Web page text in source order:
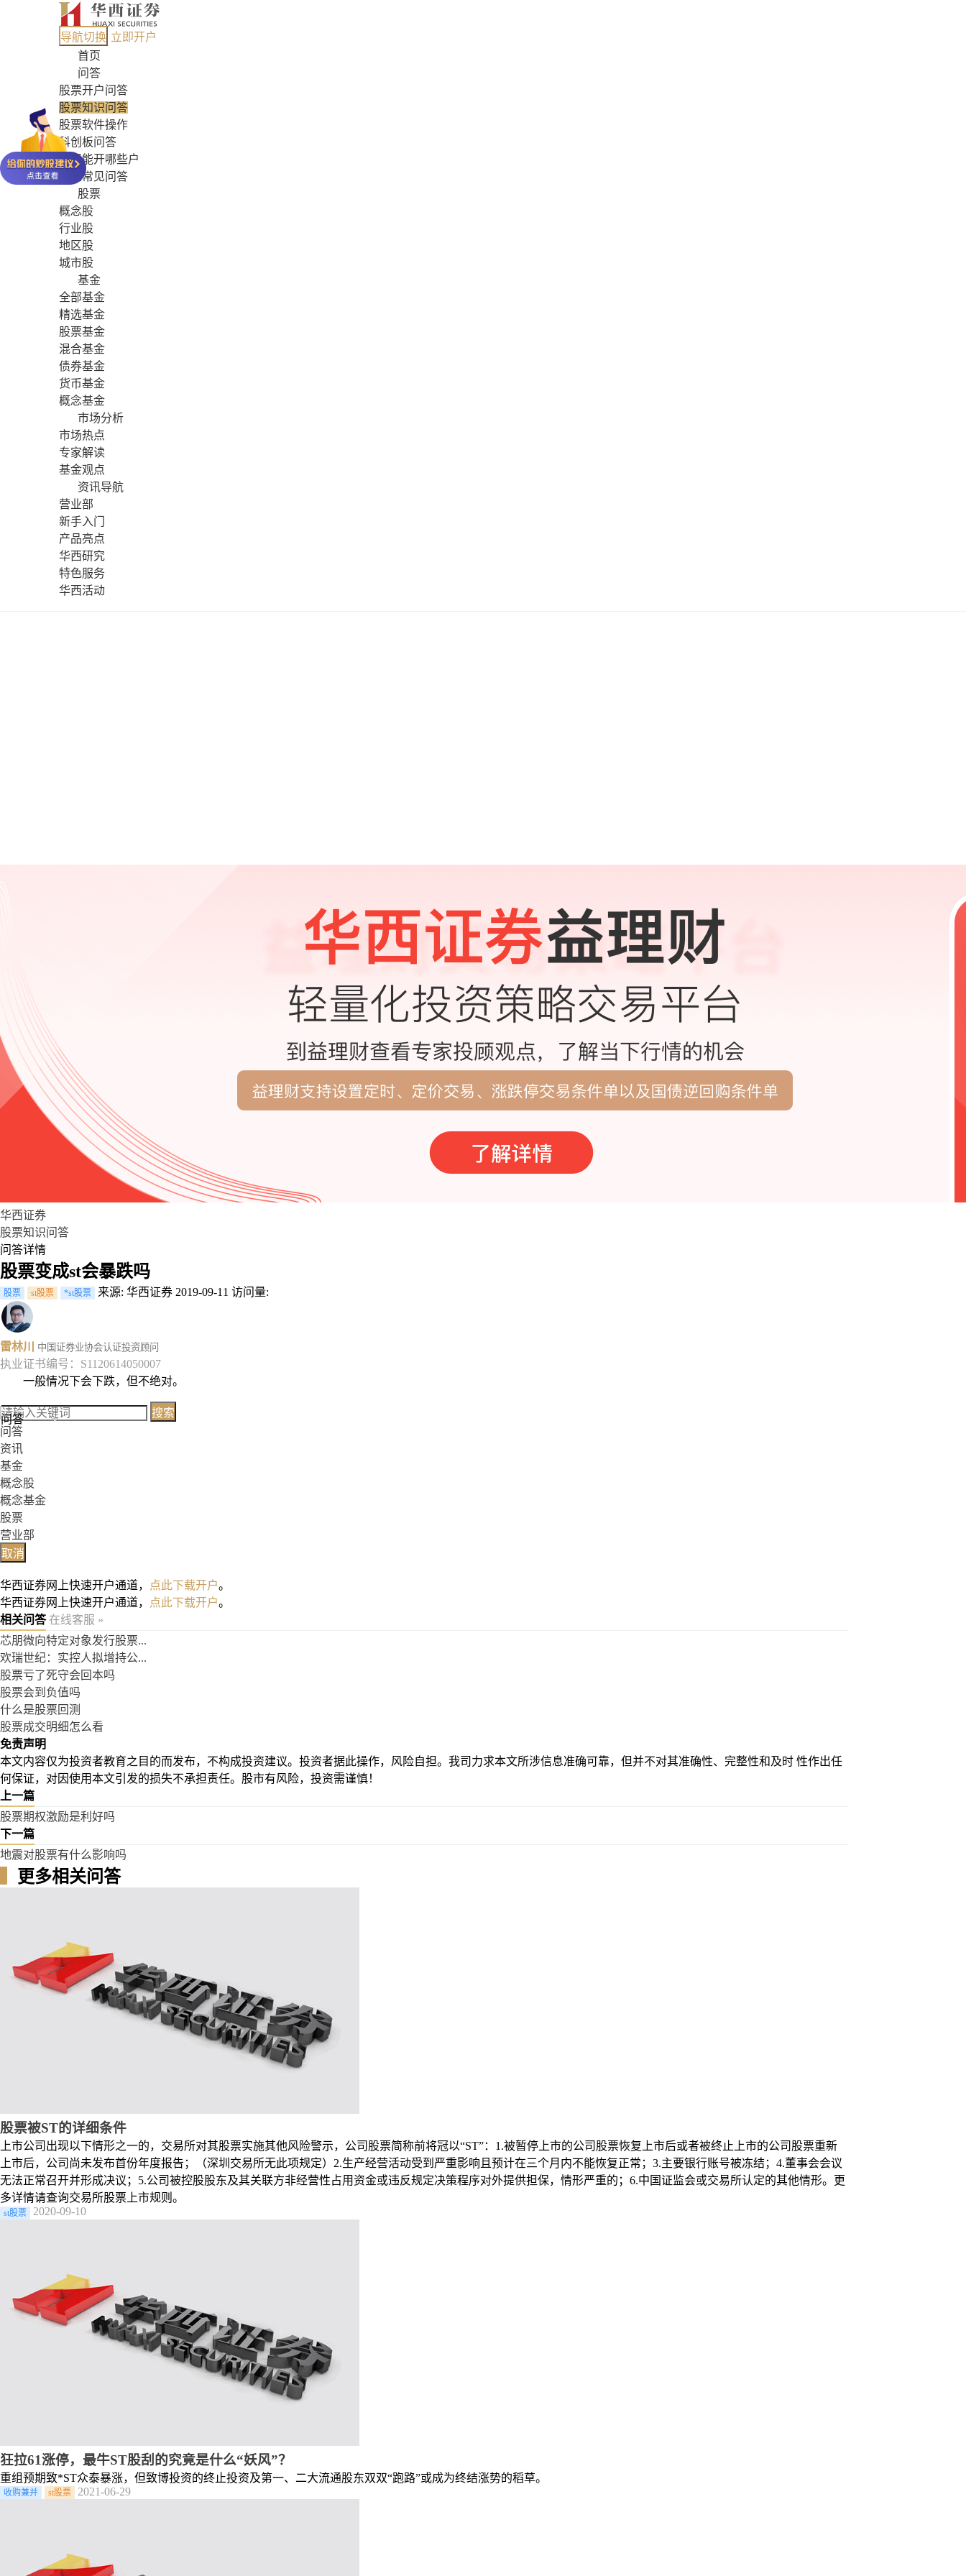
导航切换 立即开户
首页
问答
股票开户问答
股票知识问答
股票软件操作
科创板问答
股票能开哪些户
基金常见问答
股票
概念股
行业股
地区股
城市股
基金
全部基金
精选基金
股票基金
混合基金
债券基金
货币基金
概念基金
市场分析
市场热点
专家解读
基金观点
资讯导航
营业部
新手入门
产品亮点
华西研究
特色服务
华西活动
华西证券
股票知识问答
问答详情
股票变成st会暴跌吗
股票 st股票 *st股票 来源: 华西证券 2019-09-11 访问量:
雷林川 中国证券业协会认证投资顾问
执业证书编号：S1120614050007
一般情况下会下跌，但不绝对。
问答
搜索
问答
资讯
基金
概念股
概念基金
股票
营业部
取消
华西证券网上快速开户通道， 点此下载开户。
华西证券网上快速开户通道，
点此下载开户。
相关问答 在线客服 »
芯朋微向特定对象发行股票...
欢瑞世纪：实控人拟增持公...
股票亏了死守会回本吗
股票会到负值吗
什么是股票回测
股票成交明细怎么看
免责声明
本文内容仅为投资者教育之目的而发布，不构成投资建议。投资者据此操作，风险自担。我司力求本文所涉信息准确可靠，但并不对其准确性、完整性和及时 性作出任
何保证，对因使用本文引发的损失不承担责任。股市有风险，投资需谨慎！
上一篇
股票期权激励是利好吗
下一篇
地震对股票有什么影响吗
更多相关问答
股票被ST的详细条件
上市公司出现以下情形之一的，交易所对其股票实施其他风险警示，公司股票简称前将冠以“ST”：1.被暂停上市的公司股票恢复上市后或者被终止上市的公司股票重新
上市后，公司尚未发布首份年度报告；（深圳交易所无此项规定）2.生产经营活动受到严重影响且预计在三个月内不能恢复正常；3.主要银行账号被冻结；4.董事会会议
无法正常召开并形成决议；5.公司被控股股东及其关联方非经营性占用资金或违反规定决策程序对外提供担保，情形严重的；6.中国证监会或交易所认定的其他情形。更
多详情请查询交易所股票上市规则。
st股票 2020-09-10
狂拉61涨停，最牛ST股刮的究竟是什么“妖风”？
重组预期致*ST众泰暴涨，但致博投资的终止投资及第一、二大流通股东双双“跑路”或成为终结涨势的稻草。
收购兼并 st股票 2021-06-29